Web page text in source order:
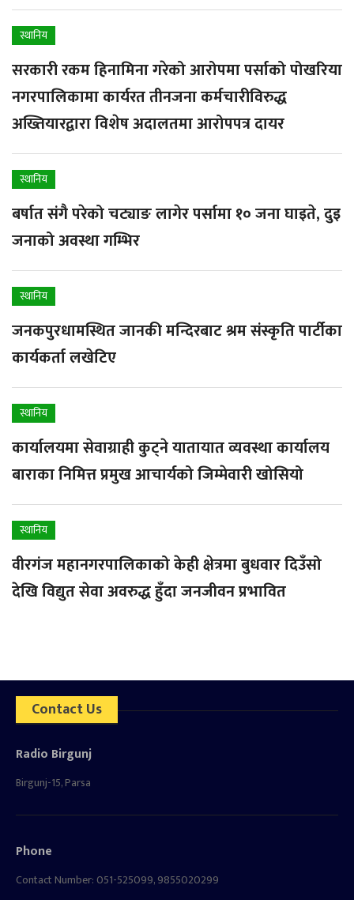
स्थानिय
सरकारी रकम हिनामिना गरेको आरोपमा पर्साको पोखरिया
नगरपालिकामा कार्यरत तीनजना कर्मचारीविरुद्ध
अख्तियारद्वारा विशेष अदालतमा आरोपपत्र दायर
स्थानिय
बर्षात संगै परेको चट्याङ लागेर पर्सामा १० जना घाइते, दुइ
जनाको अवस्था गम्भिर
स्थानिय
जनकपुरधामस्थित जानकी मन्दिरबाट श्रम संस्कृति पार्टीका
कार्यकर्ता लखेटिए
स्थानिय
कार्यालयमा सेवाग्राही कुट्ने यातायात व्यवस्था कार्यालय
बाराका निमित्त प्रमुख आचार्यको जिम्मेवारी खोसियो
स्थानिय
वीरगंज महानगरपालिकाको केही क्षेत्रमा बुधवार दिउँसो
देखि विद्युत सेवा अवरुद्ध हुँदा जनजीवन प्रभावित
Contact Us
Radio Birgunj
Birgunj-15, Parsa
Phone
Contact Number: 051-525099, 9855020299